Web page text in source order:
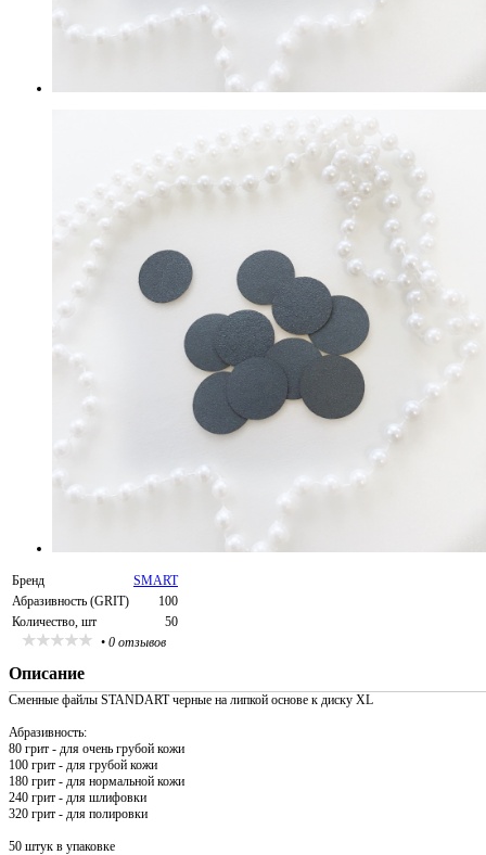
Бренд
SMART
Абразивность (GRIT)
100
Количество, шт
50
• 0 отзывов
Описание
Сменные файлы STANDART черные на липкой основе к диску XL
Абразивность:
80 грит - для очень грубой кожи
100 грит - для грубой кожи
180 грит - для нормальной кожи
240 грит - для шлифовки
320 грит - для полировки
50 штук в упаковке